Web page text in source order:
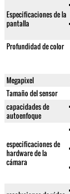
Especificaciones de la
pantalla
Profundidad de color
Megapixel
Tamaño del sensor
capacidades de
autoenfoque
especificaciones de
hardware de la
cámara